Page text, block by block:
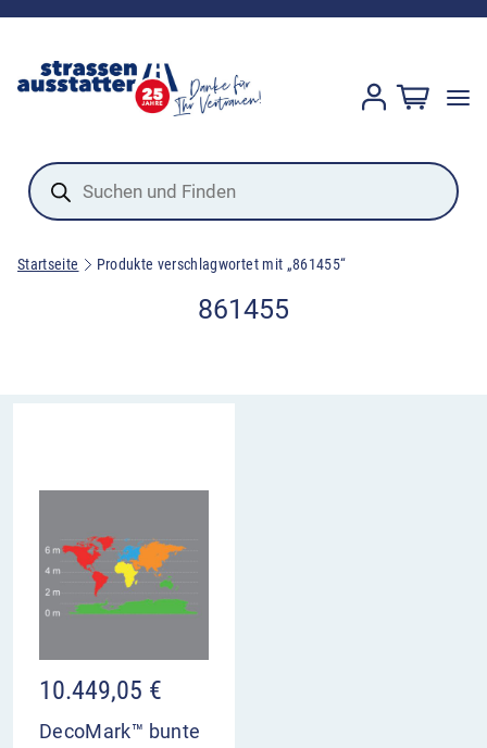
Products
search
Startseite Produkte verschlagwortet mit „861455“
861455
10.449,05 €
DecoMark™ bunte